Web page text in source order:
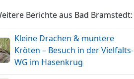
Berichte aus Bad Bramstedt:
Kleine Drachen & muntere
Kröten – Besuch in der Vielfalts-
WG im Hasenkrug